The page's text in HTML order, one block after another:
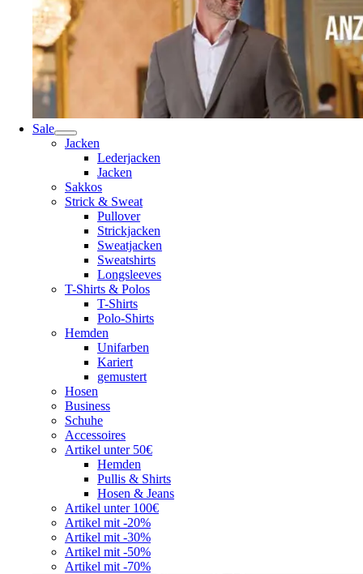
Sale
Jacken
Lederjacken
Jacken
Sakkos
Strick & Sweat
Pullover
Strickjacken
Sweatjacken
Sweatshirts
Longsleeves
T-Shirts & Polos
T-Shirts
Polo-Shirts
Hemden
Unifarben
Kariert
gemustert
Hosen
Business
Schuhe
Accessoires
Artikel unter 50€
Hemden
Pullis & Shirts
Hosen & Jeans
Artikel unter 100€
Artikel mit -20%
Artikel mit -30%
Artikel mit -50%
Artikel mit -70%